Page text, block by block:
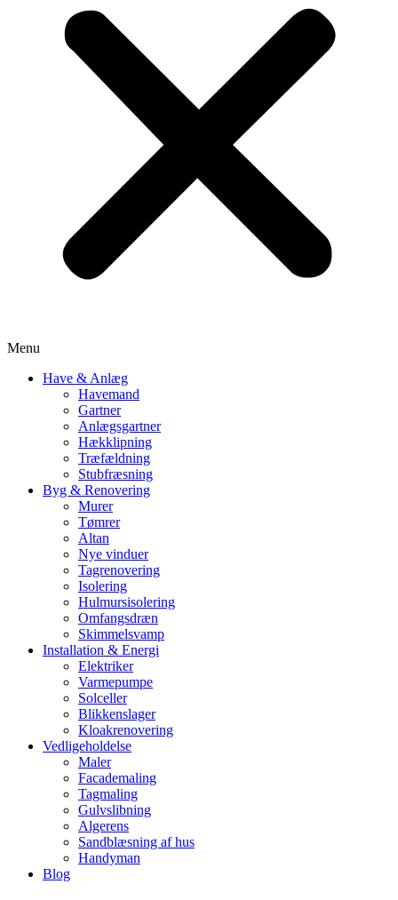
Menu
Have & Anlæg
Havemand
Gartner
Anlægsgartner
Hækklipning
Træfældning
Stubfræsning
Byg & Renovering
Murer
Tømrer
Altan
Nye vinduer
Tagrenovering
Isolering
Hulmursisolering
Omfangsdræn
Skimmelsvamp
Installation & Energi
Elektriker
Varmepumpe
Solceller
Blikkenslager
Kloakrenovering
Vedligeholdelse
Maler
Facademaling
Tagmaling
Gulvslibning
Algerens
Sandblæsning af hus
Handyman
Blog